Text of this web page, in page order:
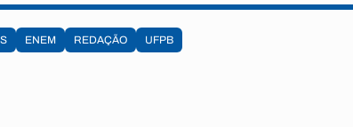
ENEM REDAÇÃO UFPB